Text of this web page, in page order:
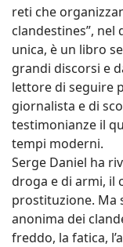
reti che
clandestines”, nel
unica, è un libro
grandi discorsi e
lettore di seguire
giornalista e di
testimonianze il
tempi moderni.
Serge Daniel ha
droga e di armi, il
prostituzione. Ma
anonima dei
freddo, la fatica,